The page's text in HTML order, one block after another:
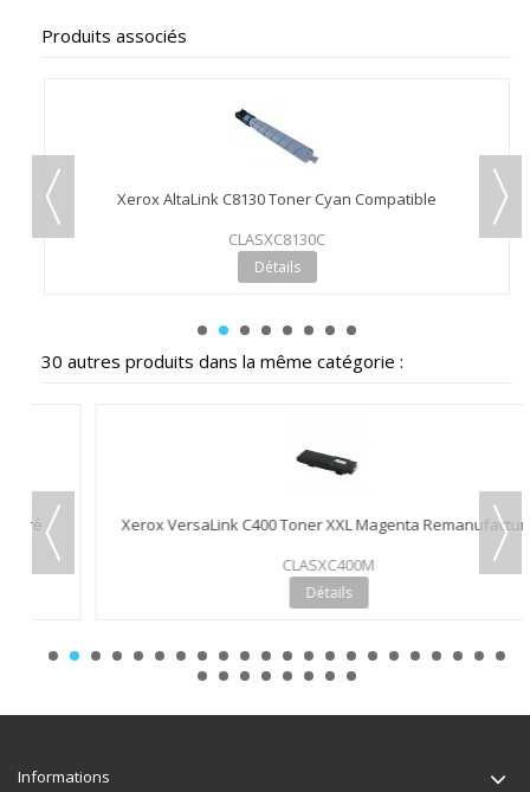
Produits associés
Xerox AltaLink C8130 Toner Cyan Compatible
CLASXC8130C
Détails
30 autres produits dans la même catégorie :
Xerox VersaLink C400 Toner XXL Magenta Remanufacturé
CLASXC400M
Informations